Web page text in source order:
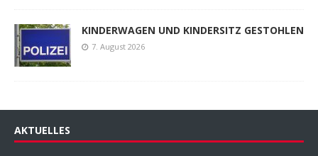
KINDERWAGEN UND KINDERSITZ GESTOHLEN
7. August 2026
AKTUELLES